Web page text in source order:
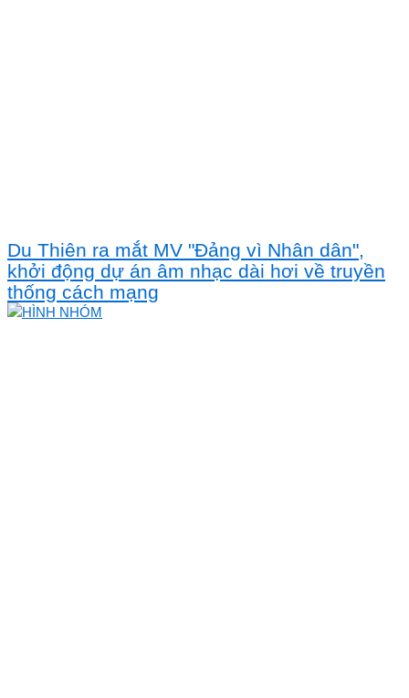
Du Thiên ra mắt MV "Đảng vì Nhân dân",
khởi động dự án âm nhạc dài hơi về truyền
thống cách mạng